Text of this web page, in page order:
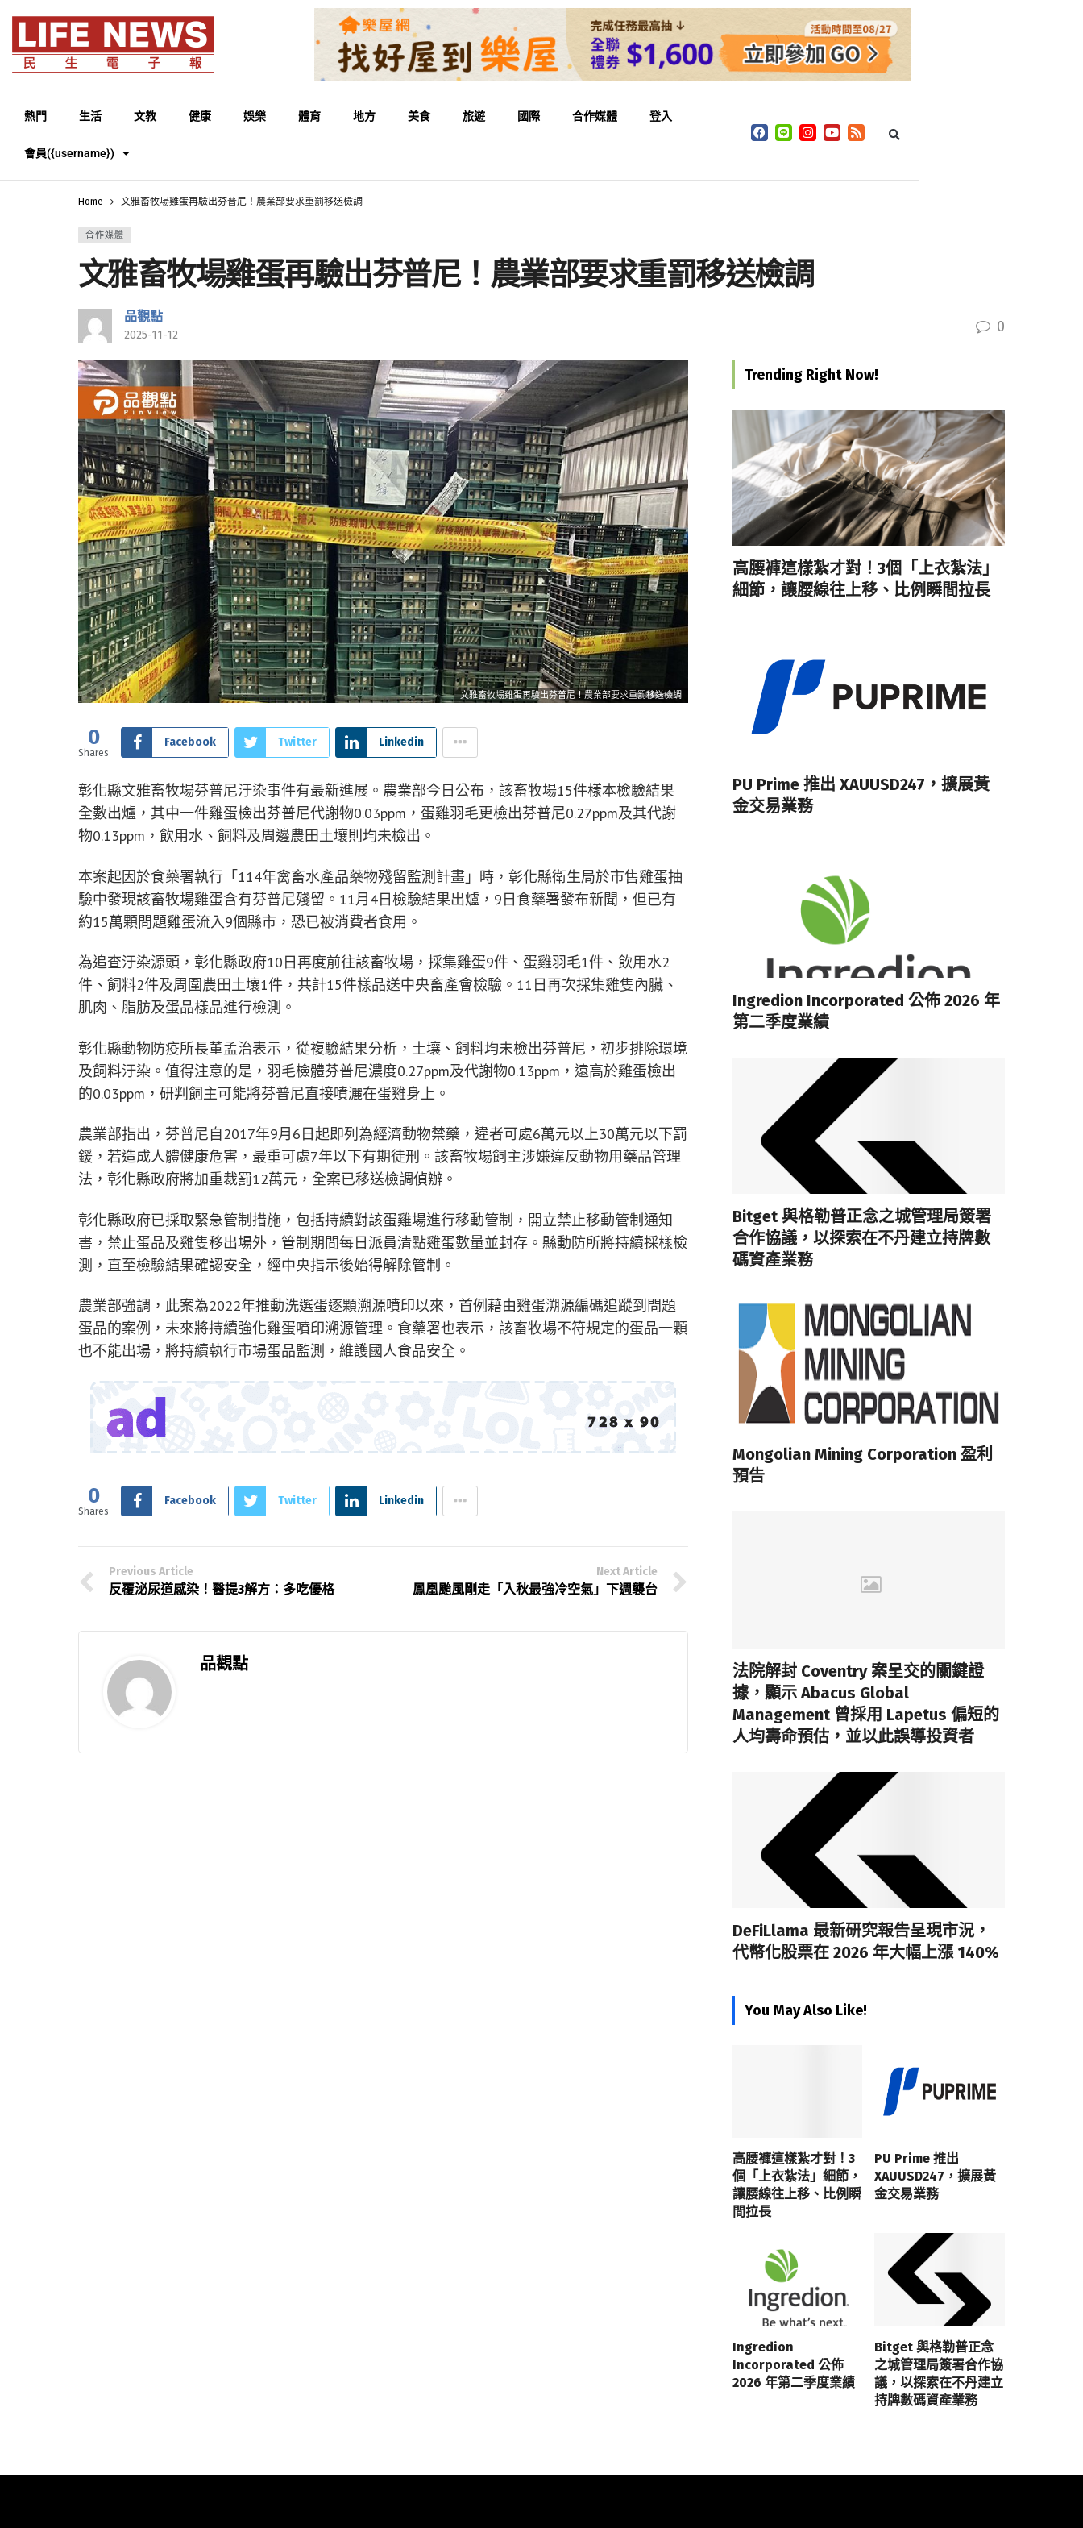
熱門 生活 文教 健康 娛樂 體育 地方 美食 旅遊 國際 合作媒體 登入
會員({username})
Home 文雅畜牧場雞蛋再驗出芬普尼！農業部要求重罰移送檢調
合作媒體
文雅畜牧場雞蛋再驗出芬普尼！農業部要求重罰移送檢調
品觀點
2025-11-12 0
文雅畜牧場雞蛋再驗出芬普尼！農業部要求重罰移送檢調
0
Shares
Facebook Twitter Linkedin
彰化縣文雅畜牧場芬普尼汙染事件有最新進展。農業部今日公布，該畜牧場15件樣本檢驗結果
全數出爐，其中一件雞蛋檢出芬普尼代謝物0.03ppm，蛋雞羽毛更檢出芬普尼0.27ppm及其代謝
物0.13ppm，飲用水、飼料及周邊農田土壤則均未檢出。
本案起因於食藥署執行「114年禽畜水產品藥物殘留監測計畫」時，彰化縣衛生局於市售雞蛋抽
驗中發現該畜牧場雞蛋含有芬普尼殘留。11月4日檢驗結果出爐，9日食藥署發布新聞，但已有
約15萬顆問題雞蛋流入9個縣市，恐已被消費者食用。
為追查汙染源頭，彰化縣政府10日再度前往該畜牧場，採集雞蛋9件、蛋雞羽毛1件、飲用水2
件、飼料2件及周圍農田土壤1件，共計15件樣品送中央畜產會檢驗。11日再次採集雞隻內臟、
肌肉、脂肪及蛋品樣品進行檢測。
彰化縣動物防疫所長董孟治表示，從複驗結果分析，土壤、飼料均未檢出芬普尼，初步排除環境
及飼料汙染。值得注意的是，羽毛檢體芬普尼濃度0.27ppm及代謝物0.13ppm，遠高於雞蛋檢出
的0.03ppm，研判飼主可能將芬普尼直接噴灑在蛋雞身上。
農業部指出，芬普尼自2017年9月6日起即列為經濟動物禁藥，違者可處6萬元以上30萬元以下罰
鍰，若造成人體健康危害，最重可處7年以下有期徒刑。該畜牧場飼主涉嫌違反動物用藥品管理
法，彰化縣政府將加重裁罰12萬元，全案已移送檢調偵辦。
彰化縣政府已採取緊急管制措施，包括持續對該蛋雞場進行移動管制，開立禁止移動管制通知
書，禁止蛋品及雞隻移出場外，管制期間每日派員清點雞蛋數量並封存。縣動防所將持續採樣檢
測，直至檢驗結果確認安全，經中央指示後始得解除管制。
農業部強調，此案為2022年推動洗選蛋逐顆溯源噴印以來，首例藉由雞蛋溯源編碼追蹤到問題
蛋品的案例，未來將持續強化雞蛋噴印溯源管理。食藥署也表示，該畜牧場不符規定的蛋品一顆
也不能出場，將持續執行市場蛋品監測，維護國人食品安全。
0
Shares
Facebook Twitter Linkedin
Previous Article
反覆泌尿道感染！醫提3解方：多吃優格
Next Article
鳳凰颱風剛走「入秋最強冷空氣」下週襲台
品觀點
Trending Right Now!
高腰褲這樣紮才對！3個「上衣紮法」
細節，讓腰線往上移、比例瞬間拉長
PU Prime 推出 XAUUSD247，擴展黃
金交易業務
Ingredion Incorporated 公佈 2026 年
第二季度業績
Bitget 與格勒普正念之城管理局簽署
合作協議，以探索在不丹建立持牌數
碼資產業務
Mongolian Mining Corporation 盈利
預告
法院解封 Coventry 案呈交的關鍵證
據，顯示 Abacus Global
Management 曾採用 Lapetus 偏短的
人均壽命預估，並以此誤導投資者
DeFiLlama 最新研究報告呈現市況，
代幣化股票在 2026 年大幅上漲 140%
You May Also Like!
高腰褲這樣紮才對！3
個「上衣紮法」細節，
讓腰線往上移、比例瞬
間拉長
PU Prime 推出
XAUUSD247，擴展黃
金交易業務
Ingredion
Incorporated 公佈
2026 年第二季度業績
Bitget 與格勒普正念
之城管理局簽署合作協
議，以探索在不丹建立
持牌數碼資產業務